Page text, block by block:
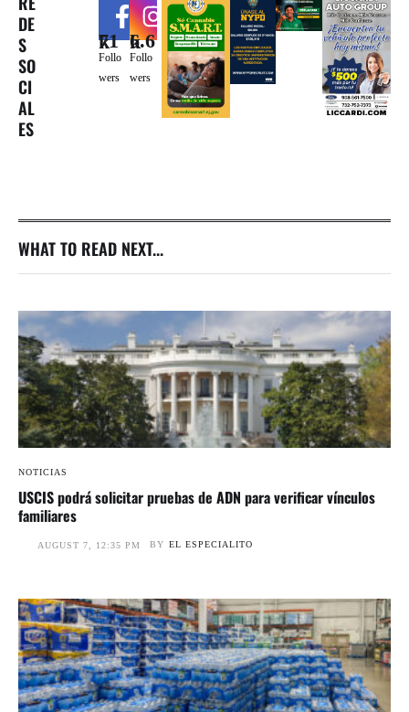
DE
S
SO
CI
AL
ES
71k
Follo
wers
6.6k
Follo
wers
WHAT TO READ NEXT...
NOTICIAS
USCIS podrá solicitar pruebas de ADN para verificar vínculos
familiares
AUGUST 7, 12:35 PM BY EL ESPECIALITO